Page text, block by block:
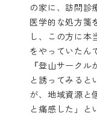
の家に、訪問診
医学的な処方箋
し、この方に本
をやっていたん
『登山サーク
と誘ってみると
が、地域資源と
と痛感した」と